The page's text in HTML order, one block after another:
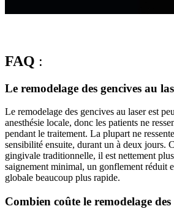
FAQ :
Le remodelage des gencives au
Le remodelage des gencives au laser est
anesthésie locale, donc les patients ne
pendant le traitement. La plupart ne
sensibilité ensuite, durant un à deux jours.
gingivale traditionnelle, il est nettement
saignement minimal, un gonflement réduit
globale beaucoup plus rapide.
Combien coûte le remodelage